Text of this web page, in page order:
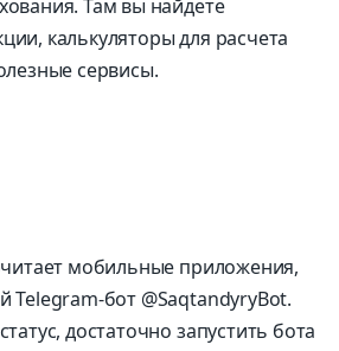
Там вы найдете
калькуляторы для расчета
сервисы.
мобильные приложения,
Telegram-бот @SaqtandyryBot.
достаточно запустить бота